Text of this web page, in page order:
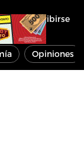
Inscribirse
Opiniones